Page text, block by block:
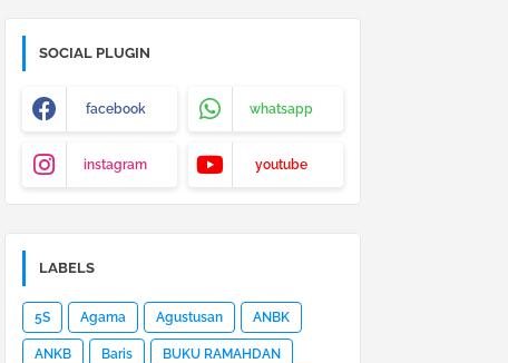
SOCIAL PLUGIN
facebook whatsapp
instagram youtube
LABELS
5S Agama Agustusan ANBK
ANKB Baris BUKU RAMAHDAN